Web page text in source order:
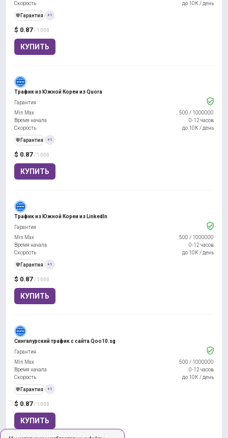
$ 0.87 / 1000
КУПИТЬ
Скорость
до 10К / день
️🛡️ Гарантия +1
Трафик из Южной Кореи из Quora
$ 0.87 / 1000
КУПИТЬ
Гарантия
Min Max
500 / 1000000
Время начала
0-12 часов
Скорость
до 10К / день
️🛡️ Гарантия +1
Трафик из Южной Кореи из LinkedIn
$ 0.87 / 1000
КУПИТЬ
Гарантия
Min Max
500 / 1000000
Время начала
0-12 часов
Скорость
до 10К / день
️🛡️ Гарантия +1
Сингапурский трафик с сайта Qoo10.sg
$ 0.87 / 1000
КУПИТЬ
Гарантия
Min Max
500 / 1000000
Время начала
0-12 часов
Скорость
до 10К / день
️🛡️ Гарантия +1